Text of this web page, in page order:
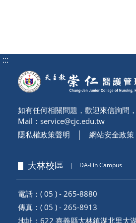
:::
如有任何相關問題，歡迎來信詢問
Mail： service@cjc.edu.tw
隱私權政策聲明
網站安全政策
▋ 大林校區 ｜ DA-Lin Campus
電話：( 05 ) - 265-8880
傳真：( 05 ) - 265-8913
地址： 622 嘉義縣大林鎮湖北里大